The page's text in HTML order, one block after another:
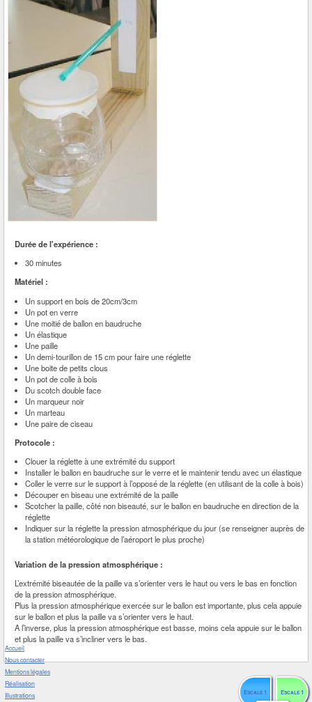
Durée de l'expérience :
30 minutes
Matériel :
Un support en bois de 20cm/3cm
Un pot en verre
Une moitié de ballon en baudruche
Un élastique
Une paille
Un demi-tourillon de 15 cm pour faire une réglette
Une boite de petits clous
Un pot de colle à bois
Du scotch double face
Un marqueur noir
Un marteau
Une paire de ciseau
Protocole :
Clouer la réglette à une extrémité du support
Installer le ballon en baudruche sur le verre et le maintenir tendu avec un élastique
Coller le verre sur le support à l’opposé de la réglette (en utilisant de la colle à bois)
Découper en biseau une extrémité de la paille
Scotcher la paille, côté non biseauté, sur le ballon en baudruche en direction de la
réglette
Indiquer sur la réglette la pression atmosphérique du jour (se renseigner auprès de
la station météorologique de l’aéroport le plus proche)
Variation de la pression atmosphérique :
L’extrémité biseautée de la paille va s’orienter vers le haut ou vers le bas en fonction
de la pression atmosphérique.
Plus la pression atmosphérique exercée sur le ballon est importante, plus cela appuie
sur le ballon et plus la paille va s’orienter vers le haut.
A l’inverse, plus la pression atmosphérique est basse, moins cela appuie sur le ballon
et plus la paille va s’incliner vers le bas.
Escale 1
Escale 1
Accueil
Nous contacter
Mentions légales
Réalisation
Illustrations